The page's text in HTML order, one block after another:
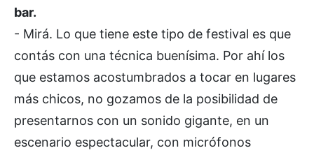
bar.
- Mirá. Lo que tiene este tipo de festival es que
contás con una técnica buenísima. Por ahí los
que estamos acostumbrados a tocar en lugares
más chicos, no gozamos de la posibilidad de
presentarnos con un sonido gigante, en un
escenario espectacular, con micrófonos